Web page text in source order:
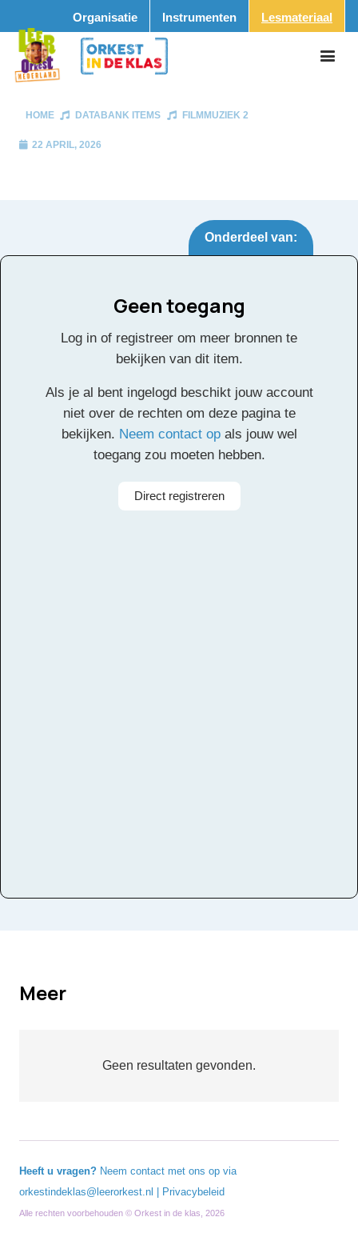
Organisatie Instrumenten Lesmateriaal
HOME DATABANK ITEMS FILMMUZIEK 2
22 APRIL, 2026
Onderdeel van:
Filmmuziek 2
Coco en uit de film Sing. Zij spelen een begeleiding op
boomwhackers bij Un poco loco. De leerlingen doen
onderzoek naar de originele artiest van het lied uit de
PinterestLinkedIn
Delen
Geen toegang
Log in of registreer om meer bronnen te
bekijken van dit item.
Als je al bent ingelogd beschikt jouw account
niet over de rechten om deze pagina te
bekijken. Neem contact opals jouw wel
toegang zou moeten hebben.
Direct registreren
Meer
Geen resultaten gevonden.
Heeft u vragen? Neem contact met ons op via
orkestindeklas@leerorkest.nl
Privacybeleid
Alle rechten voorbehouden © Orkest in de klas, 2026